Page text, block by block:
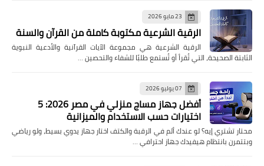
23 مايو 2026
الرقية الشرعية مكتوبة كاملة من القرآن والسنة
الرقية الشرعية هي مجموعة الآيات القرآنية والأدعية النبوية
الثابتة الصحيحة، التي تُقرأ أو تُستمع طلبًا للشفاء والتحصين …
07 يوليو 2026
أفضل جهاز مساج منزلي في مصر 2026: 5
اختيارات حسب الاستخدام والميزانية
محتار تشتري إيه؟ لو عندك ألم في الرقبة والكتف اختار جهاز يدوي بسيط، ولو رياضي
وبتتمرن بانتظام هيفيدك جهاز احترافي …